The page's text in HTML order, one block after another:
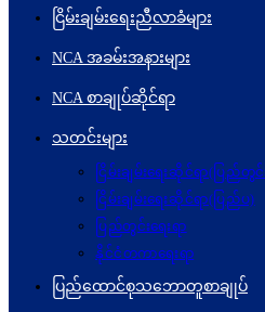
ငြိမ်းချမ်းရေးညီလာခံများ
NCA အခမ်းအနားများ
NCA စာချုပ်ဆိုင်ရာ
သတင်းများ
ငြိမ်းချမ်းရေးဆိုင်ရာ(ပြည်တွင်
ငြိမ်းချမ်းရေးဆိုင်ရာ(ပြည်ပ)
ပြည်တွင်းရေးရာ
နိုင်ငံတကာရေးရာ
ပြည်ထောင်စုသဘောတူစာချုပ်